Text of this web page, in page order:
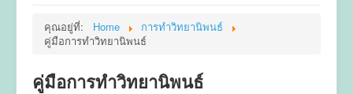
ชั่น
ข้อมูลทั่วไป
คุณอยู่ที่: Home
การทำวิทยานิพนธ์
คู่มือการทำวิทยานิพนธ์
คู่มือการทำวิทยานิพนธ์